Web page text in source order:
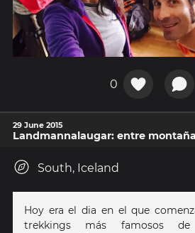
0
29 June 2015
Landmannalaugar: entre
South, Iceland
Hoy era el dia en el que
trekkings más famosos